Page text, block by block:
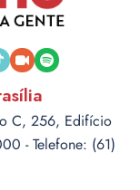
video-spotify
C, 256, Edifício
- Telefone: (61)